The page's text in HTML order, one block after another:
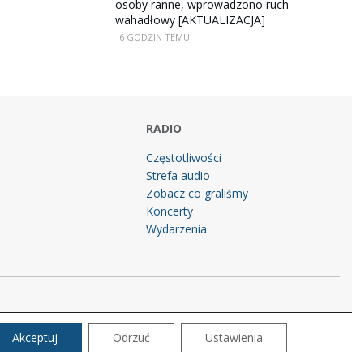
osoby ranne, wprowadzono ruch
wahadłowy [AKTUALIZACJA]
6 GODZIN TEMU
RADIO
Częstotliwości
Strefa audio
Zobacz co graliśmy
Koncerty
Wydarzenia
Akceptuj Odrzuć Ustawienia